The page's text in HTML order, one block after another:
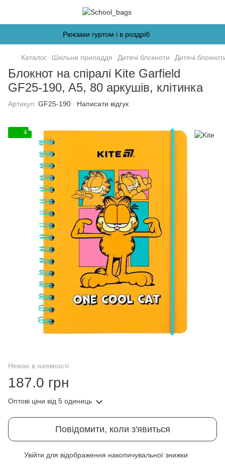
Рюкзаки гуртом і в роздріб
Каталог Шкільне приладдя Дитячі блокноти Дитячі
Блокнот на спіралі Kite Garfield
GF25-190, A5, 80 аркушів, клітинка
Артикул: GF25-190 Написати відгук
4
Немає в наявності
187.0 грн
Оптові ціни від 5 одиниць
Повідомити, коли з'явиться
Увійти для відображення накопичувальної знижки